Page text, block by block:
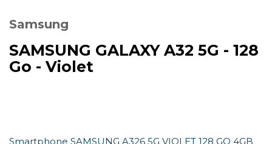
Samsung
SAMSUNG GALAXY A32 5G - 128
Go - Violet
Smartphone SAMSUNG A326 5G VIOLET 128 GO 4GB